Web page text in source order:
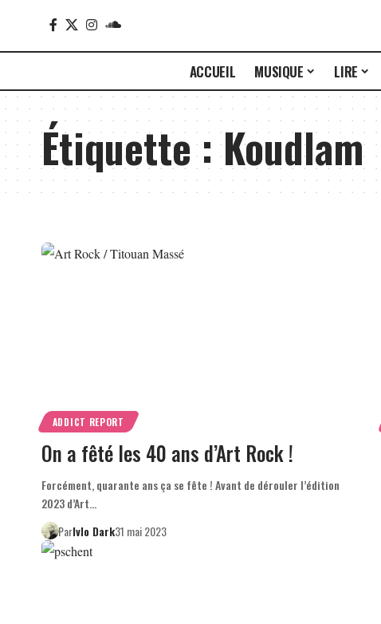
ACCUEIL MUSIQUE LIRE
Étiquette :Koudlam
ADDICT REPORT
On a fêté les 40 ans d’Art Rock !
Forcément, quarante ans ça se fête ! Avant de dérouler l’édition
2023 d’Art…
ParIvlo Dark31 mai 2023